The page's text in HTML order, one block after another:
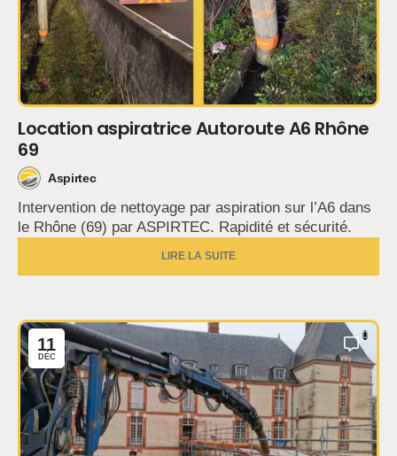
Location aspiratrice Autoroute A6 Rhône
69
Aspirtec
Intervention de nettoyage par aspiration sur l’A6 dans
le Rhône (69) par ASPIRTEC. Rapidité et sécurité.
LIRE LA SUITE
11
DÉC
0